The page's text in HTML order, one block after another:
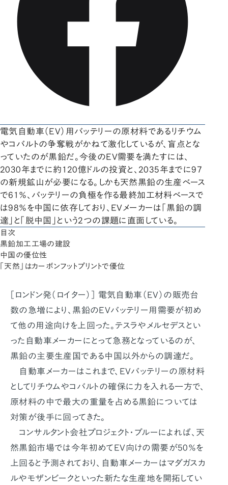
電気自動車（EV）用バッテリーの原材料であるリチウム
やコバルトの争奪戦がかねて激化しているが、盲点とな
っていたのが黒鉛だ。今後のEV需要を満たすには、
2030年までに約120億ドルの投資と、2035年までに97
の新規鉱山が必要になる。しかも天然黒鉛の生産ベース
で61％、バッテリーの負極を作る最終加工材料ベースで
は98％を中国に依存しており、EVメーカーは「黒鉛の調
達」と「脱中国」という2つの課題に直面している。
目次
黒鉛加工工場の建設
中国の優位性
「天然」はカーボンフットプリントで優位
［ロンドン発（ロイター）］ 電気自動車（EV）の販売台
数の急増により、黒鉛のEVバッテリー用需要が初め
て他の用途向けを上回った。テスラやメルセデスとい
った自動車メーカーにとって急務となっているのが、
黒鉛の主要生産国である中国以外からの調達だ。
自動車メーカーはこれまで、EVバッテリーの原材料
としてリチウムやコバルトの確保に力を入れる一方で、
原材料の中で最大の重量を占める黒鉛については
対策が後手に回ってきた。
コンサルタント会社プロジェクト・ブルーによれば、天
然黒鉛市場では今年初めてEV向けの需要が50％を
上回ると予測されており、自動車メーカーはマダガスカ
ルやモザンビークといった新たな生産地を開拓してい